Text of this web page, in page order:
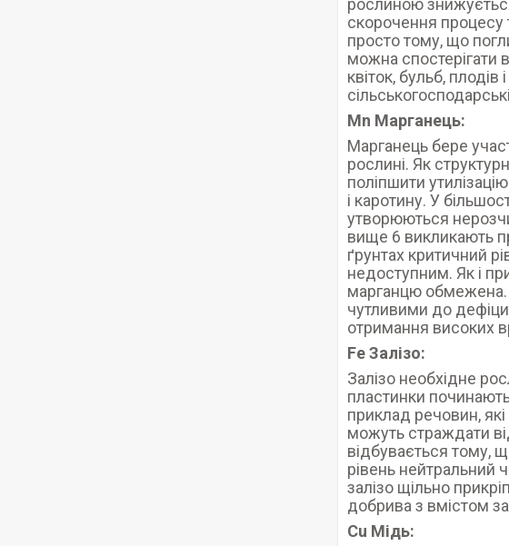
рослиною
скорочення процесу
просто тому, що
можна спостерігати
квіток, бульб,
Mn Марганець:
Марганець бере
рослині. Як
поліпшити
і каротину. У
утворюються
вище 6 викликають
ґрунтах критичний
недоступним. Як і
марганцю обмежена.
чутливими до
отримання високих
Fe Залізо:
Залізо необхідне
пластинки
приклад речовин, які
можуть страждати
відбувається тому,
рівень нейтральний
залізо щільно
добрива з вмістом
Cu Мідь: